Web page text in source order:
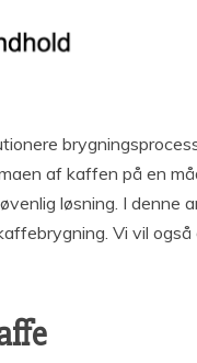
af kaffen på en
løsning. I denne
Vi vil